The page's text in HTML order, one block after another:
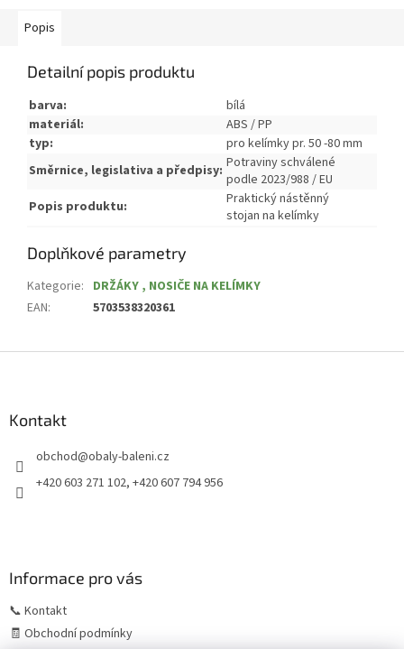
Popis
Detailní popis produktu
barva:
bílá
materiál:
ABS / PP
typ:
pro kelímky pr. 50 -80 mm
Směrnice, legislativa a předpisy: Potraviny schválené
podle 2023/988 / EU
Popis produktu:
Praktický nástěnný
stojan na kelímky
Doplňkové parametry
Kategorie: DRŽÁKY , NOSIČE NA KELÍMKY
EAN: 5703538320361
Kontakt
obchod@obaly-baleni.cz
+420 603 271 102, +420 607 794 956
Informace pro vás
📞 Kontakt
🧾 Obchodní podmínky